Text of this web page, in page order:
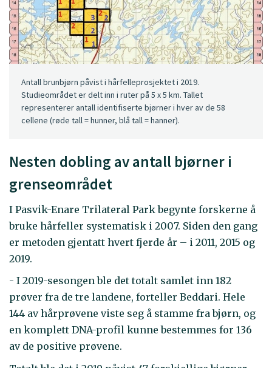
Antall brunbjørn påvist i hårfelleprosjektet i 2019.
Studieområdet er delt inn i ruter på 5 x 5 km. Tallet
representerer antall identifiserte bjørner i hver av de 58
cellene (røde tall = hunner, blå tall = hanner).
Nesten dobling av antall bjørner i
grenseområdet
I Pasvik-Enare Trilateral Park begynte forskerne å
bruke hårfeller systematisk i 2007. Siden den gang
er metoden gjentatt hvert fjerde år – i 2011, 2015 og
2019.
- I 2019-sesongen ble det totalt samlet inn 182
prøver fra de tre landene, forteller Beddari. Hele
144 av hårprøvene viste seg å stamme fra bjørn, og
en komplett DNA-profil kunne bestemmes for 136
av de positive prøvene.